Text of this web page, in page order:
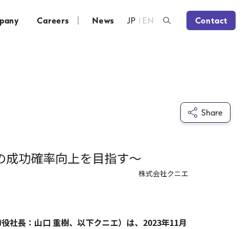
Careers News EN
JP Contact
功確率向上を目指す～
株式会社クニエ
Share
社長：山口 重樹、以下クニエ）は、2023年11月